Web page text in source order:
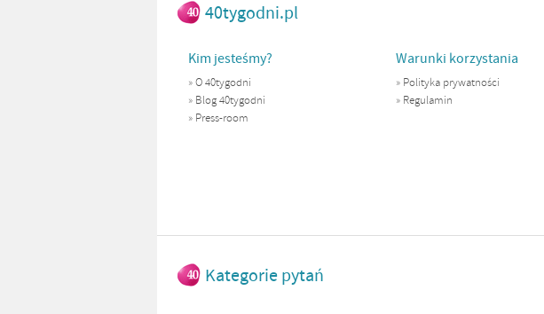
40tygodni.pl
Kim jesteśmy?
»O 40tygodni
» Blog 40tygodni
» Press-room
Warunki korzystania
» Polityka prywatności
» Regulamin
Kategorie pytań